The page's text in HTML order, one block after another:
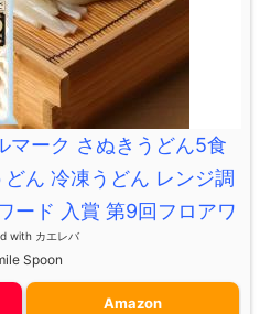
マーク さぬきうどん5食
ん 冷凍うどん レンジ調
ード 入賞 第9回フロアワ
with カエレバ
Spoon
Amazon